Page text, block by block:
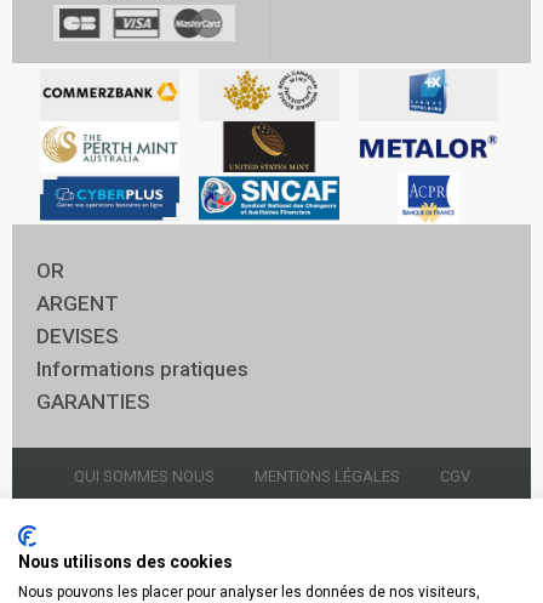
OR
ARGENT
DEVISES
Informations pratiques
GARANTIES
QUI SOMMES NOUS MENTIONS LÉGALES CGV
© 2021 Godot & Fils Panthéon
Nous utilisons des cookies
Nous pouvons les placer pour analyser les données de nos visiteurs,